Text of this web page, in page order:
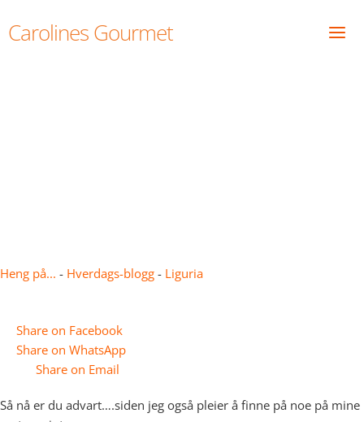
toCarolines Gourmet
Heng på... - Hverdags-blogg - Liguria
Share on Facebook
Share on WhatsApp
Share on Email
Så nå er du advart….siden jeg også pleier å finne på noe på mine